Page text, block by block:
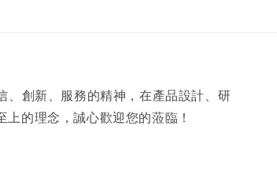
、創新、服務的精神，在產品設計、研
的理念，誠心歡迎您的蒞臨！